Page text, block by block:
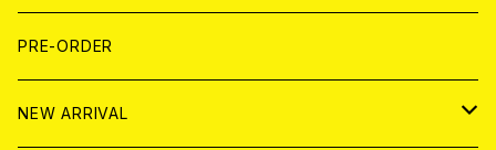
LP
HOOD
T-shirt
HOOD
BOLLOCKS
EL ZINE
写真集 (PHOTOBOOK)
CD
アナログ
PRE-ORDER
NEW ARRIVAL